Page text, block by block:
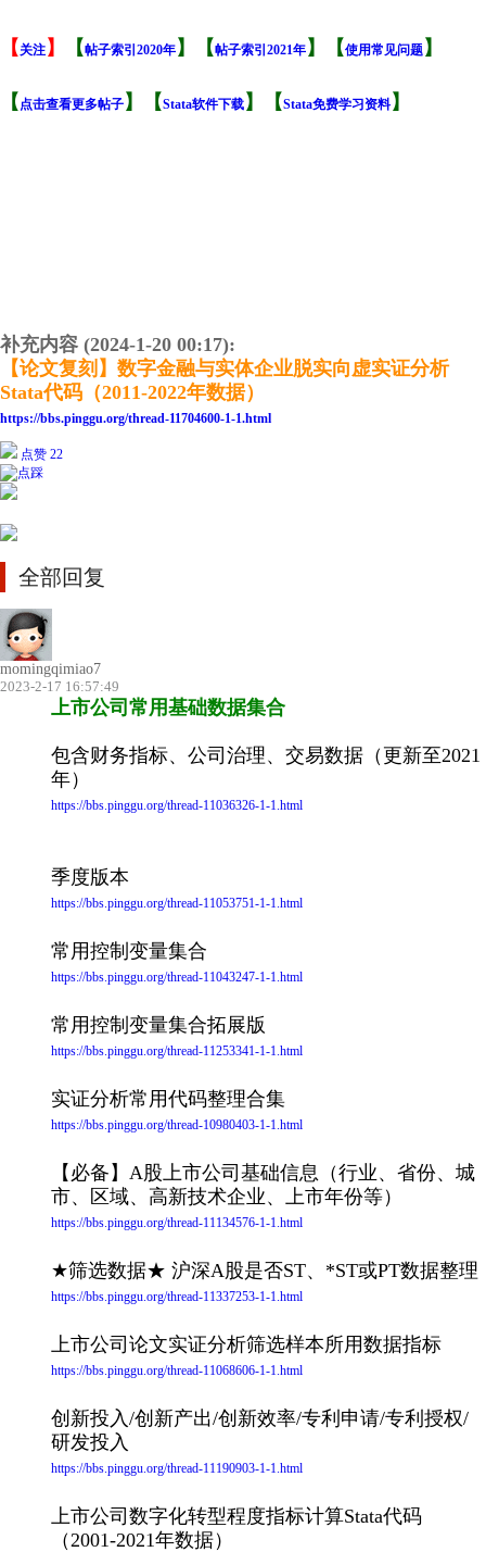
【 关注 】 【帖子索引2020年 】【帖子索引2021年 】【使用常见问题 】
【 点击查看更多帖子 】【Stata软件下载 】【Stata免费学习资料 】
补充内容 (2024-1-20 00:17):
【论文复刻】数字金融与实体企业脱实向虚实证分析
Stata代码（2011-2022年数据）
https://bbs.pinggu.org/thread-11704600-1-1.html
点赞 22
全部回复
momingqimiao7
2023-2-17 16:57:49
上市公司常用基础数据集合
包含财务指标、公司治理、交易数据（更新至2021
年）
https://bbs.pinggu.org/thread-11036326-1-1.html
季度版本
https://bbs.pinggu.org/thread-11053751-1-1.html
常用控制变量集合
https://bbs.pinggu.org/thread-11043247-1-1.html
常用控制变量集合拓展版
https://bbs.pinggu.org/thread-11253341-1-1.html
实证分析常用代码整理合集
https://bbs.pinggu.org/thread-10980403-1-1.html
【必备】A股上市公司基础信息（行业、省份、城
市、区域、高新技术企业、上市年份等）
https://bbs.pinggu.org/thread-11134576-1-1.html
★筛选数据★ 沪深A股是否ST、*ST或PT数据整理
https://bbs.pinggu.org/thread-11337253-1-1.html
上市公司论文实证分析筛选样本所用数据指标
https://bbs.pinggu.org/thread-11068606-1-1.html
创新投入/创新产出/创新效率/专利申请/专利授权/
研发投入
https://bbs.pinggu.org/thread-11190903-1-1.html
上市公司数字化转型程度指标计算Stata代码
（2001-2021年数据）